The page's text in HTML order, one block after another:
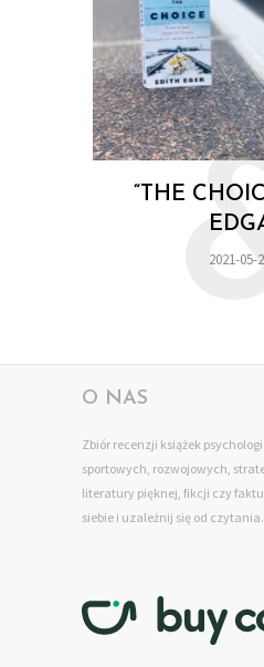
“THE
2021-05-
O NAS
Zbiór recenzji książek
sportowych, rozwojowych,
literatury pięknej, fikcji czy
siebie i uzależnij się od czytania.